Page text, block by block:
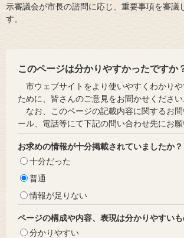
示審議会が市長の諮問に応じ、重要事項を審議
す。
このページは分かりやすかったですか
市ウェブサイトをより使いやすくわかりや
ために、皆さんのご意見をお聞かせください
なお、このページの記載内容に関するお問
ール、電話等にて下記の問い合わせ先にお願
お求めの情報が十分掲載されていましたか？
十分だった
普通
情報が足りない
ページの構成や内容、表現は分かりやすいも
分かりやすい